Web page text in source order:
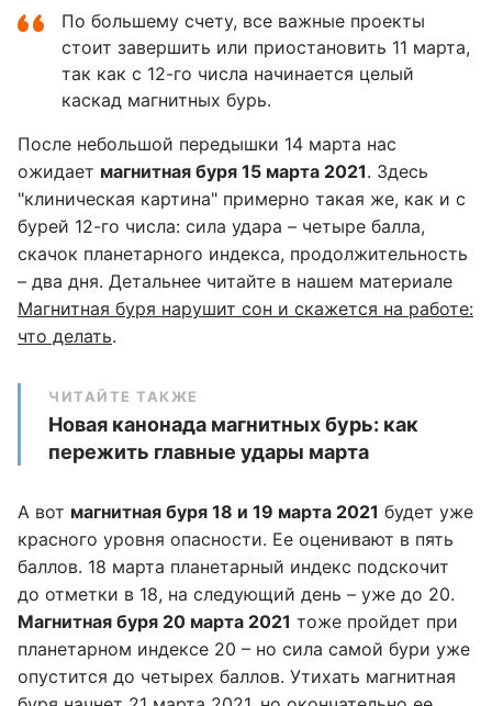
По большему счету, все важные проекты
стоит завершить или приостановить 11 марта,
так как с 12-го числа начинается целый
каскад магнитных бурь.
После небольшой передышки 14 марта нас
ожидает магнитная буря 15 марта 2021. Здесь
"клиническая картина" примерно такая же, как и с
бурей 12-го числа: сила удара – четыре балла,
скачок планетарного индекса, продолжительность
– два дня. Детальнее читайте в нашем материале
Магнитная буря нарушит сон и скажется на работе:
что делать.
ЧИТАЙТЕ ТАКЖЕ
Новая канонада магнитных бурь: как
пережить главные удары марта
А вот магнитная буря 18 и 19 марта 2021 будет уже
красного уровня опасности. Ее оценивают в пять
баллов. 18 марта планетарный индекс подскочит
до отметки в 18, на следующий день – уже до 20.
Магнитная буря 20 марта 2021 тоже пройдет при
планетарном индексе 20 – но сила самой бури уже
опустится до четырех баллов. Утихать магнитная